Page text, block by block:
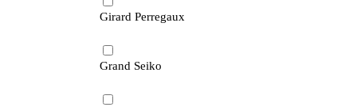
Girard Perregaux
Grand Seiko